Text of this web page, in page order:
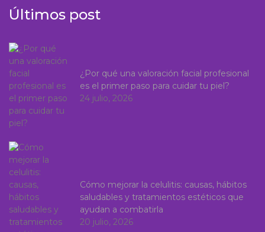
Últimos post
¿Por qué una valoración facial profesional
es el primer paso para cuidar tu piel?
24 julio, 2026
Cómo mejorar la celulitis: causas, hábitos
saludables y tratamientos estéticos que
ayudan a combatirla
20 julio, 2026